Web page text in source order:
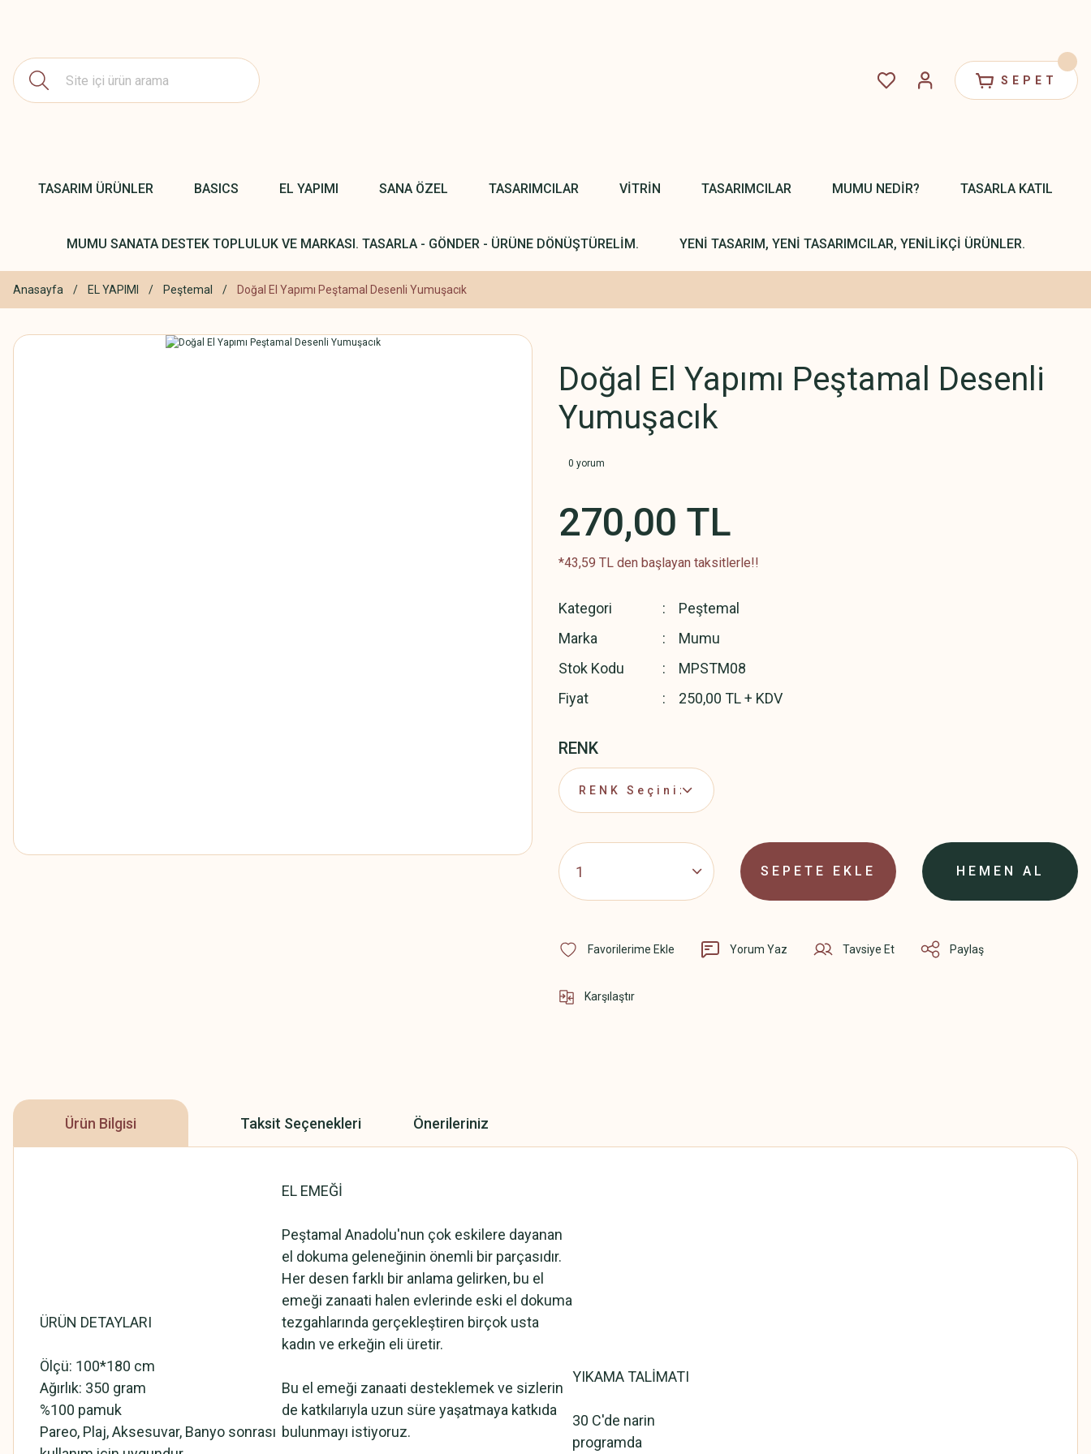
SEPET
TASARIM ÜRÜNLER BASICS EL YAPIMI SANA ÖZEL TASARIMCILAR VİTRİN TASARIMCILAR MUMU NEDİR? TASARLA KATIL
MUMU SANATA DESTEK TOPLULUK VE MARKASI. TASARLA - GÖNDER - ÜRÜNE DÖNÜŞTÜRELİM. YENİ TASARIM, YENİ TASARIMCILAR, YENİLİKÇİ ÜRÜNLER.
Anasayfa EL YAPIMI Peştemal Doğal El Yapımı Peştamal Desenli Yumuşacık
Doğal El Yapımı Peştamal Desenli
Yumuşacık
0 yorum
270,00 TL
*43,59 TL den başlayan taksitlerle!!
Kategori
Peştemal
Marka
Mumu
Stok Kodu
MPSTM08
Fiyat
250,00 TL + KDV
RENK
SEPETE EKLE HEMEN AL
Yorum Yaz Tavsiye Et Paylaş
Karşılaştır
Ürün Bilgisi Taksit Seçenekleri Önerileriniz
ÜRÜN DETAYLARI
Ölçü: 100*180 cm
Ağırlık: 350 gram
%100 pamuk
Pareo, Plaj, Aksesuvar, Banyo sonrası
EL EMEĞİ
Peştamal Anadolu'nun çok eskilere dayanan
el dokuma geleneğinin önemli bir parçasıdır.
Her desen farklı bir anlama gelirken, bu el
emeği zanaati halen evlerinde eski el dokuma
tezgahlarında gerçekleştiren birçok usta
kadın ve erkeğin eli üretir.
Bu el emeği zanaati desteklemek ve sizlerin
de katkılarıyla uzun süre yaşatmaya katkıda
bulunmayı istiyoruz.
YIKAMA TALİMATI
30 C'de narin
programda